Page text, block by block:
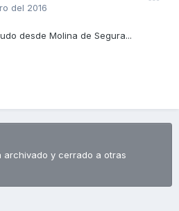
del 2016
desde Molina de Segura...
archivado y cerrado a otras